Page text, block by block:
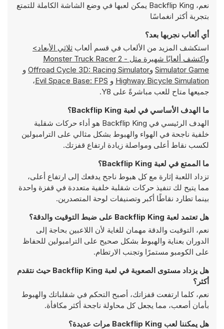
نعم، Backflip King يمكن لعبها في وضع الشاشة الكاملة للتمتع
بتجربة أكثر انغماسًا
أي ألعاب نجربها بعد؟
استكشف المزيد من الألعاب في قسم ألعاب ثلاثي الأبعاد>
واكتشف ألعابًا شهيرة مثل Monster Truck Racer 2 -
Simulator Game وOffroad Cycle 3D: Racing Simulator و
Highway Bicycle Simulation و Evil Space Base: FPS،
جميعها متاح للعب مباشرةً على Y8.
ما الهدف الأساسي في لعبة Backflip King؟
الهدف الرئيسي في Backflip King هو أداء حركات شقلبة
خلفية ناجحة في الهواء والهبوط بشكل مثالي على الترامبولين
لكسب نقاط أعلى ومواصلة زيادة ارتفاع قفزتك.
ما الممتع في لعبة Backflip King؟
تزداد اللعبة إثارة مع كل هبوط ناجح يدفعك إلى ارتفاع أعلى،
مما يتيح لك تنفيذ حركات شقلبة خلفية متعددة في قفزة واحدة
بينما تطارد نقاطًا أكبر وتصنيفات لوحة المتصدرين.
هل تعتمد لعبة Backflip King على ضبط التوقيت والدقة؟
نعم، التوقيت والدقة مهمان للغاية لأن اللاعبين بحاجة إلى
الدوران بعناية والهبوط بشكل صحيح على الترامبولين للحفاظ
على الكومبو مستمرًا وتجنب الارتطام.
هل يزداد مستوى الصعوبة في لعبة Backflip King حيث نتقدم
أكثر؟
نعم، كلما ارتفعت قفزاتك، أصبح التحكم في شقلباتك والهبوط
بأمان أصعب، مما يجعل كل محاولة ناجحة أكثر مكافأة.
هل يمكننا لعب Backflip King مرات عديدة؟